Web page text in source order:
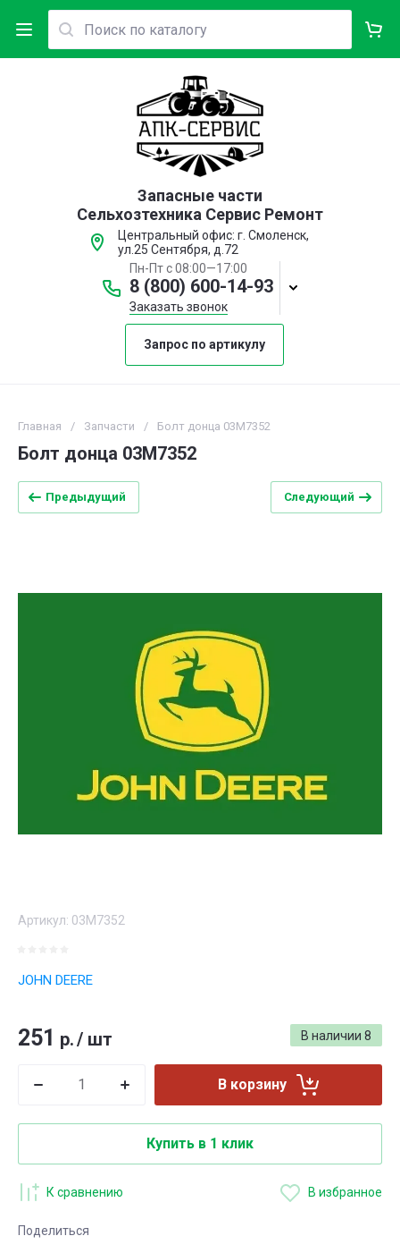
Запасные части
Сельхозтехника Сервис Ремонт
Центральный офис: г. Смоленск,
ул.25 Сентября, д.72
Пн-Пт с 08:00—17:00
8 (800) 600-14-93
Заказать звонок
Запрос по артикулу
Главная / Запчасти / Болт донца 03M7352
Болт донца 03M7352
Предыдущий Следующий
Артикул: 03M7352
JOHN DEERE
В наличии 8
251 р./ шт
В корзину
Купить в 1 клик
К сравнению В избранное
Поделиться